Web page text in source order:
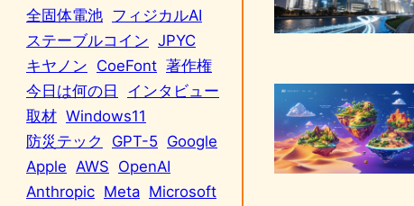
全固体電池 フィジカルAI
ステーブルコイン JPYC
キヤノン CoeFont 著作権
今日は何の日
インタビュー
取材 Windows11
防災テック
GPT-5 Google
Apple AWS OpenAI
Anthropic Meta Microsoft